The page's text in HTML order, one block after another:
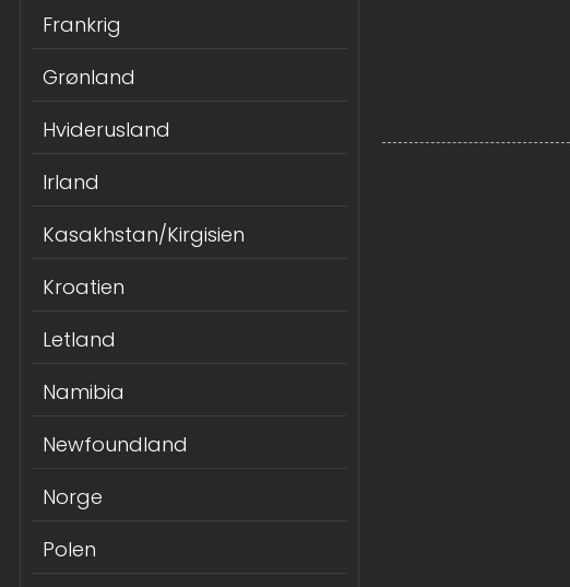
Frankrig
Grønland
Hviderusland
Irland
Kasakhstan/Kirgisien
Kroatien
Letland
Namibia
Newfoundland
Norge
Polen